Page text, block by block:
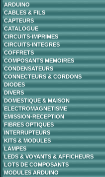
ARDUINO
CABLES & FILS
CAPTEURS
CATALOGUE
CIRCUITS-IMPRIMES
CIRCUITS-INTEGRES
COFFRETS
COMPOSANTS MEMOIRES
CONDENSATEURS
CONNECTEURS & CORDONS
DIODES
DIVERS
DOMESTIQUE & MAISON
ELECTROMAGNETISME
EMISSION-RECEPTION
FIBRES OPTIQUES
INTERRUPTEURS
KITS & MODULES
LAMPES
LEDS & VOYANTS & AFFICHEURS
LOTS DE COMPOSANTS
MODULES ARDUINO